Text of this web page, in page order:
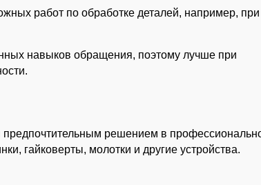
работ по обработке деталей, например, при
навыков обращения, поэтому лучше при
решением в
гайковерты, молотки и другие устройства.